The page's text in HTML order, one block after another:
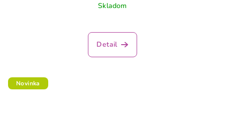
Skladom
Detail
Novinka